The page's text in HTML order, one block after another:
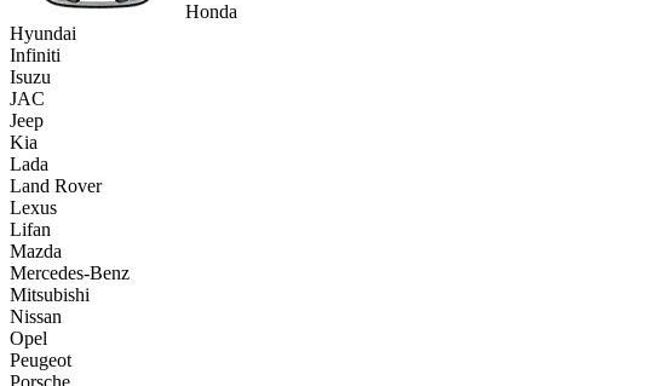
Honda
Hyundai
Infiniti
Isuzu
JAC
Jeep
Kia
Lada
Land Rover
Lexus
Lifan
Mazda
Mercedes-Benz
Mitsubishi
Nissan
Opel
Peugeot